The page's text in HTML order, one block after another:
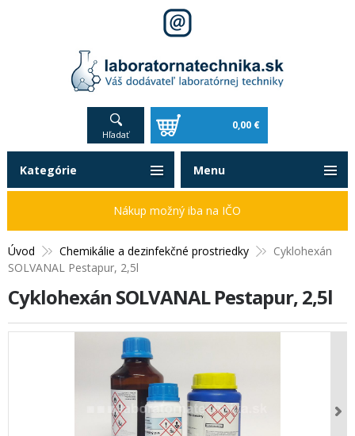
Hľadať
0,00 €
Úvod Chemikálie a dezinfekčné prostriedky
Cyklohexán
SOLVANAL Pestapur, 2,5l
Cyklohexán SOLVANAL Pestapur, 2,5l
Kategórie
Nákup možný iba na IČO
Menu